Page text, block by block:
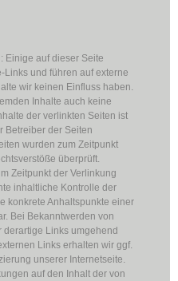
Einige auf dieser Seite
Links und führen auf externe
wir keinen Einfluss haben.
Inhalte auch keine
der verlinkten Seiten ist
Betreiber der Seiten
wurden zum Zeitpunkt
überprüft.
Zeitpunkt der Verlinkung
inhaltliche Kontrolle der
konkrete Anhaltspunkte einer
Bei Bekanntwerden von
derartige Links umgehend
Links erhalten wir ggf.
unserer Internetseite.
auf den Inhalt der von